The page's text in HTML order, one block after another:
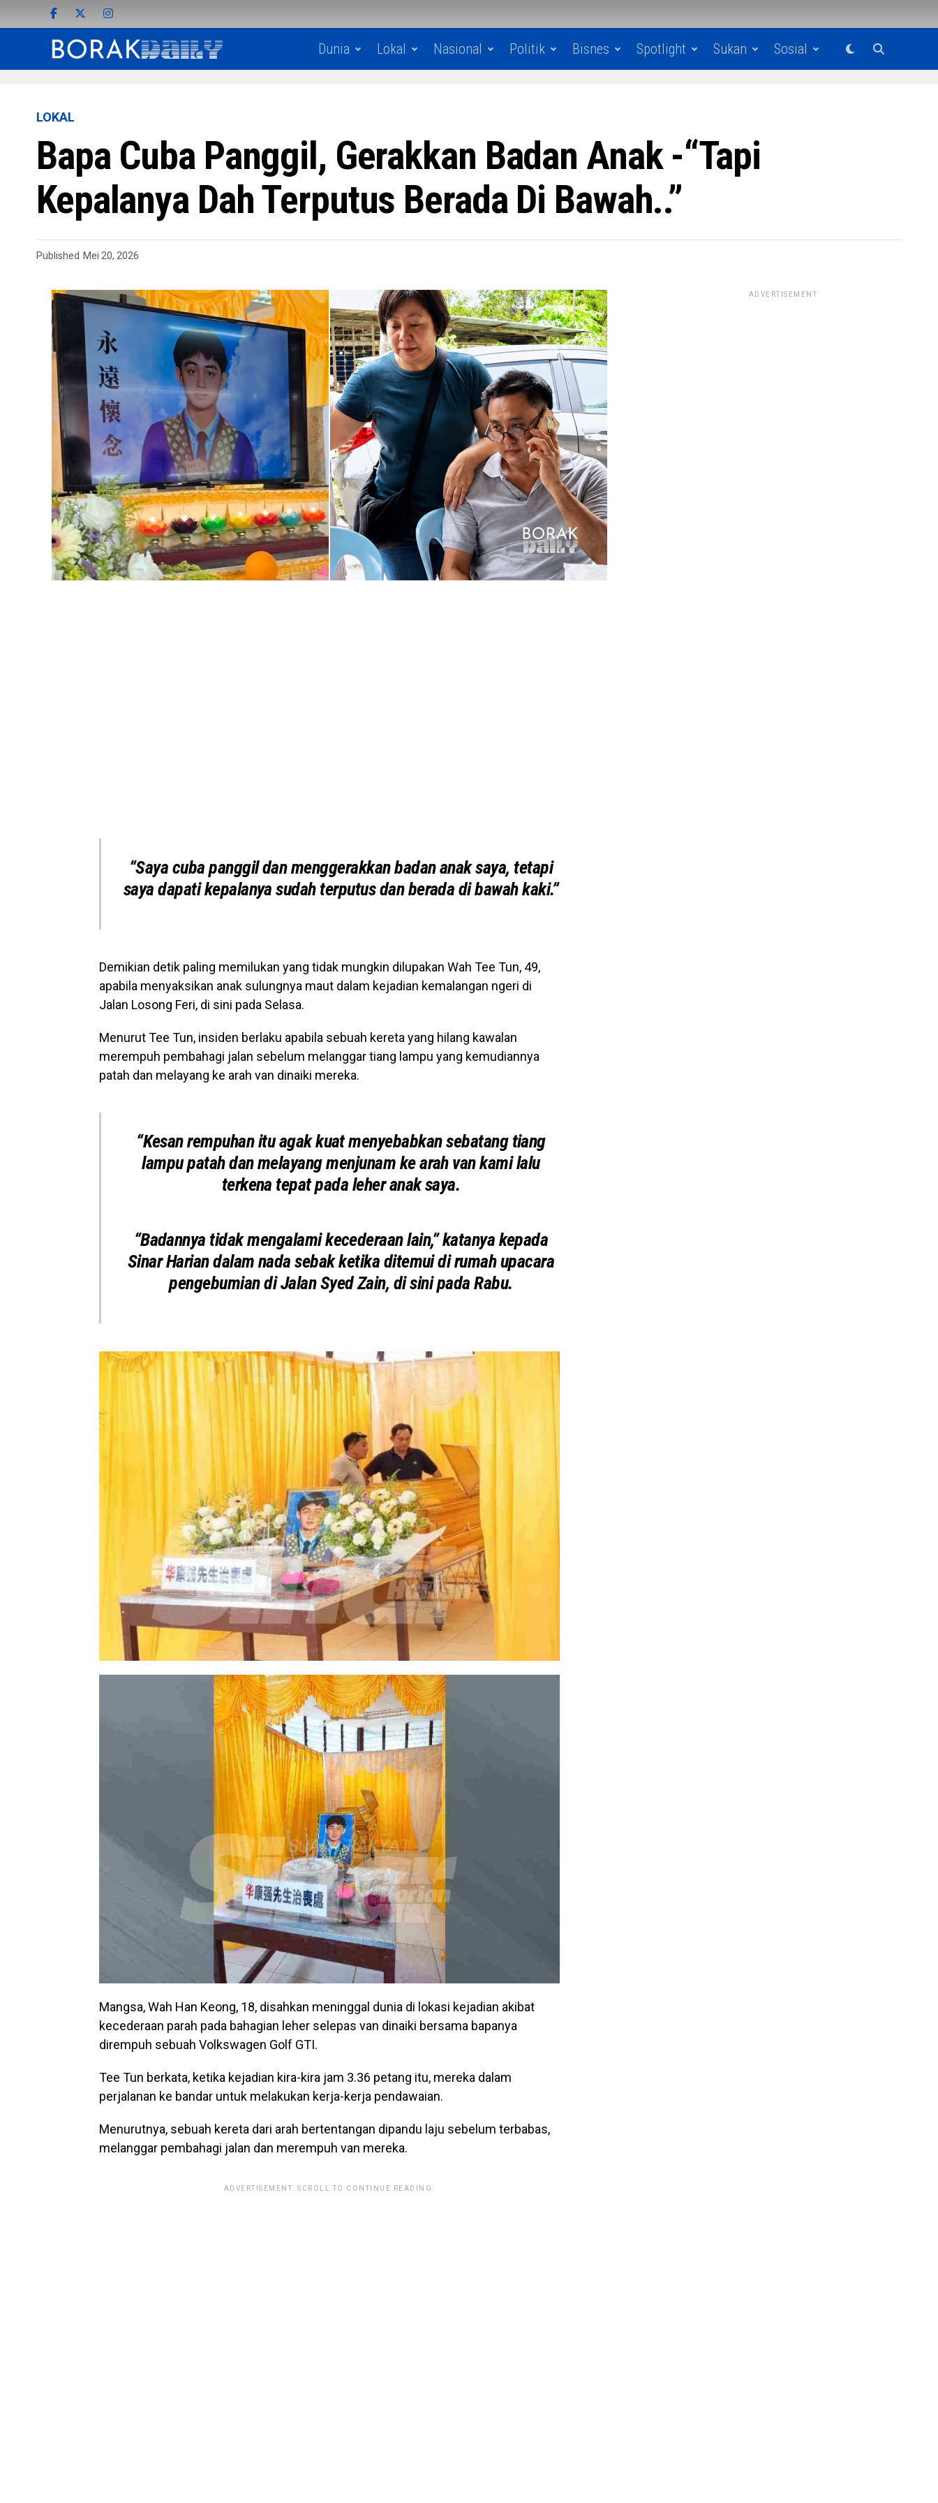
Dunia Lokal Nasional Politik Bisnes Spotlight Sukan Sosial
LOKAL
Bapa Cuba Panggil, Gerakkan Badan Anak -“Tapi
Kepalanya Dah Terputus Berada Di Bawah..”
Published Mei 20, 2026
“Saya cuba panggil dan menggerakkan badan anak saya, tetapi
saya dapati kepalanya sudah terputus dan berada di bawah kaki.”
Demikian detik paling memilukan yang tidak mungkin dilupakan Wah Tee Tun, 49,
apabila menyaksikan anak sulungnya maut dalam kejadian kemalangan ngeri di
Jalan Losong Feri, di sini pada Selasa.
Menurut Tee Tun, insiden berlaku apabila sebuah kereta yang hilang kawalan
merempuh pembahagi jalan sebelum melanggar tiang lampu yang kemudiannya
patah dan melayang ke arah van dinaiki mereka.
“Kesan rempuhan itu agak kuat menyebabkan sebatang tiang
lampu patah dan melayang menjunam ke arah van kami lalu
terkena tepat pada leher anak saya.
“Badannya tidak mengalami kecederaan lain,” katanya kepada
Sinar Harian dalam nada sebak ketika ditemui di rumah upacara
pengebumian di Jalan Syed Zain, di sini pada Rabu.
Mangsa, Wah Han Keong, 18, disahkan meninggal dunia di lokasi kejadian akibat
kecederaan parah pada bahagian leher selepas van dinaiki bersama bapanya
dirempuh sebuah Volkswagen Golf GTI.
Tee Tun berkata, ketika kejadian kira-kira jam 3.36 petang itu, mereka dalam
perjalanan ke bandar untuk melakukan kerja-kerja pendawaian.
Menurutnya, sebuah kereta dari arah bertentangan dipandu laju sebelum terbabas,
melanggar pembahagi jalan dan merempuh van mereka.
ADVERTISEMENT. SCROLL TO CONTINUE READING.
ADVERTISEMENT